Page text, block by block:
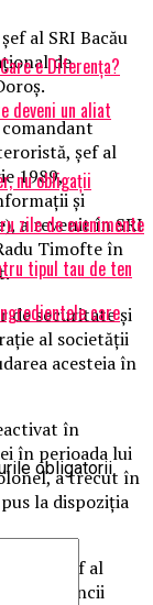
al SRI Bacău
de
şef al
1989,
şi
a revenit în SRI
Timofte în
de securitate şi
al societăţii
acesteia în
în
în perioada lui
a trecut în
la dispoziţia
fost şef al
al Băncii
e Diferența?
deveni un aliat
nu obligații
zile de evenimente
tipul tau de ten
care
obligatorii